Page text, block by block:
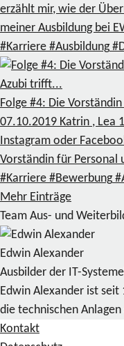
erzählt mir, wie der
meiner Ausbildung bei
#Karriere #Ausbildung
Azubi trifft...
Folge #4: Die
07.10.2019 Katrin , Lea
Instagram oder
Vorständin für Personal
#Karriere #Bewerbung
Mehr Einträge
Team Aus- und
Edwin Alexander
Ausbilder der IT-
Edwin Alexander ist
die technischen
Kontakt